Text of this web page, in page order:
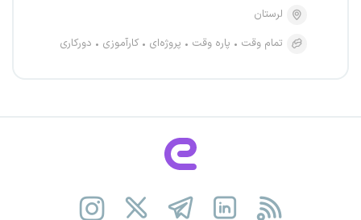
لرستان
تمام وقت
پاره وقت پروژه‌ای کارآموزی دورکاری